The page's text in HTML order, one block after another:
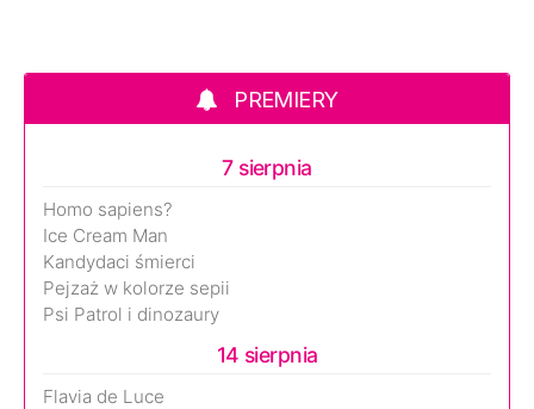
PREMIERY
7 sierpnia
Homo sapiens?
Ice Cream Man
Kandydaci śmierci
Pejzaż w kolorze sepii
Psi Patrol i dinozaury
14 sierpnia
Flavia de Luce